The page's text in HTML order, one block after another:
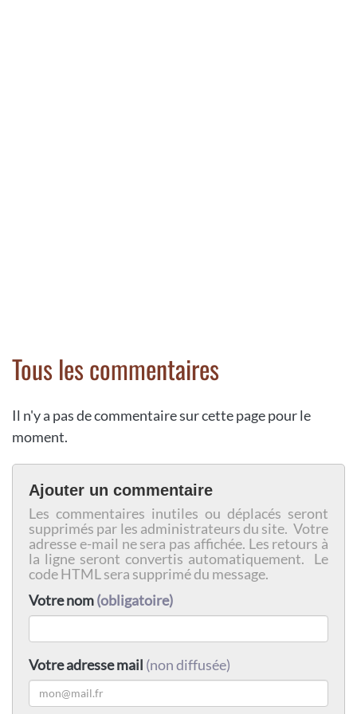
Tous les commentaires
Il n'y a pas de commentaire sur cette page pour le
moment.
Ajouter un commentaire
Les commentaires inutiles ou déplacés seront
supprimés par les administrateurs du site. Votre
adresse e-mail ne sera pas affichée. Les retours à
la ligne seront convertis automatiquement. Le
code HTML sera supprimé du message.
Votre nom(obligatoire)
Votre adresse mail (non diffusée)